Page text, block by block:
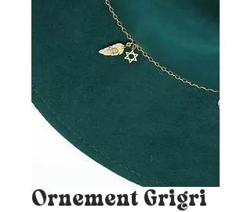
Ornement Grigri